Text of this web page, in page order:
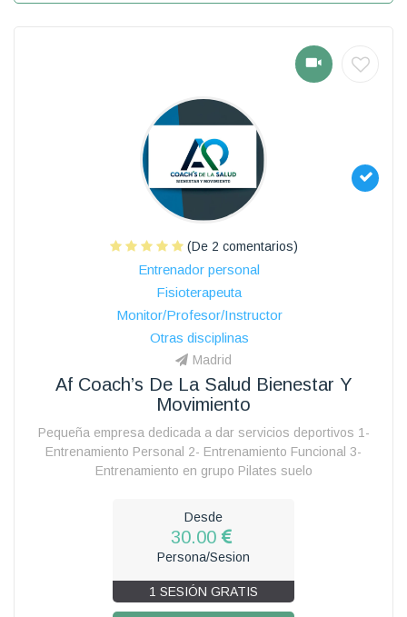
(De 2 comentarios)
Entrenador personal
Fisioterapeuta
Monitor/Profesor/Instructor
Otras disciplinas
Madrid
Af Coach’s De La Salud Bienestar Y
Movimiento
Pequeña empresa dedicada a dar servicios deportivos 1-
Entrenamiento Personal 2- Entrenamiento Funcional 3-
Entrenamiento en grupo Pilates suelo
Desde
30.00
Persona/Sesion
1 SESIÓN GRATIS